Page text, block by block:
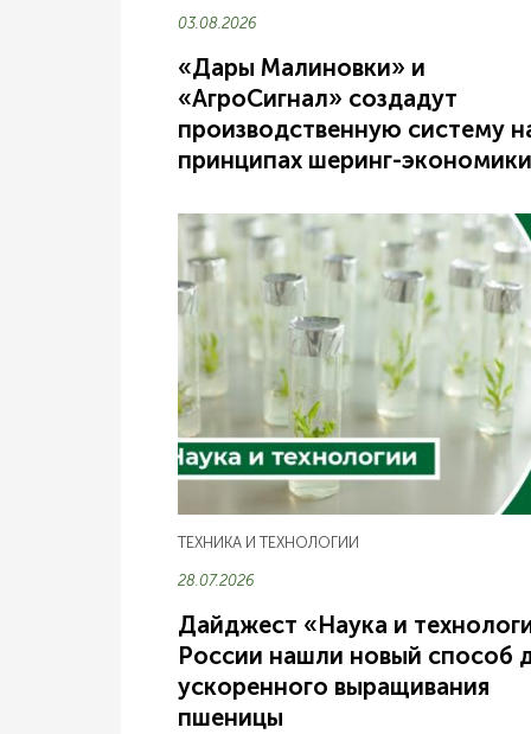
03.08.2026
«Дары Малиновки» и
«АгроСигнал» создадут
производственную систему
принципах шеринг-экономики
ТЕХНИКА И ТЕХНОЛОГИИ
28.07.2026
Дайджест «Наука и
России нашли новый способ
ускоренного выращивания
пшеницы